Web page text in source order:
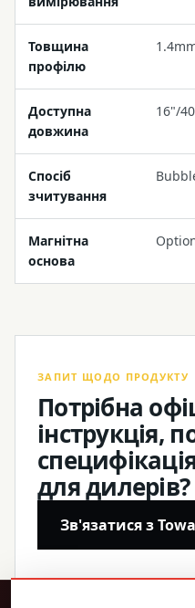
Товщина
профілю
Доступна
довжина
16"/
Спосіб
зчитування
Магнітна
основа
ЗАПИТ ЩОДО ПРОДУКТУ
Потрібна
інструкція,
для дилерів?
Зв'язатися з